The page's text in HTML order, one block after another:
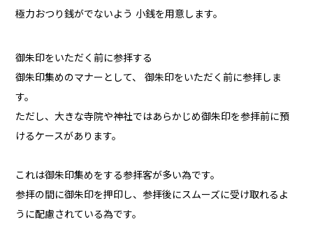
極力おつり銭がでないよう 小銭を用意します。
御朱印をいただく前に参拝する
御朱印集めのマナーとして、 御朱印をいただく前に参拝しま
す。
ただし、大きな寺院や神社ではあらかじめ御朱印を参拝前に預
けるケースがあります。
これは御朱印集めをする参拝客が多い為です。
参拝の間に御朱印を押印し、参拝後にスムーズに受け取れるよ
うに配慮されている為です。